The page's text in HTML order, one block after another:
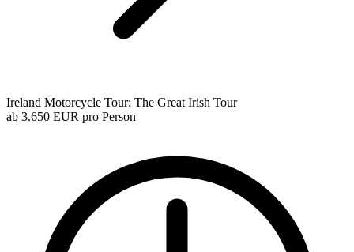
Ireland Motorcycle Tour: The Great Irish Tour
ab 3.650 EUR pro Person